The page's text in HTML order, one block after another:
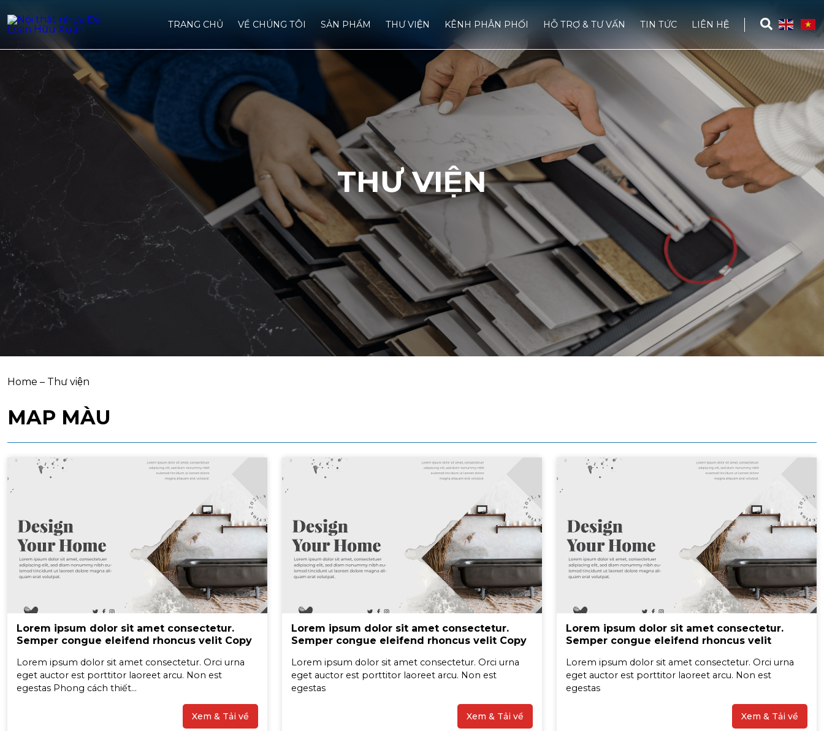
TRANG CHỦ VỀ CHÚNG TÔI SẢN PHẨM THƯ VIỆN KÊNH PHÂN PHỐI HỖ TRỢ & TƯ VẤN TIN TỨC LIÊN HỆ
THƯ VIỆN
Home – Thư viện
MAP MÀU
Lorem ipsum dolor sit amet consectetur.
Semper congue eleifend rhoncus velit Copy
Lorem ipsum dolor sit amet consectetur. Orci urna
eget auctor est porttitor laoreet arcu. Non est
egestas Phong cách thiết...
Xem & Tải về
Lorem ipsum dolor sit amet consectetur.
Semper congue eleifend rhoncus velit Copy
Lorem ipsum dolor sit amet consectetur. Orci urna
eget auctor est porttitor laoreet arcu. Non est
egestas
Xem & Tải về
Lorem ipsum dolor sit amet consectetur.
Semper congue eleifend rhoncus velit
Lorem ipsum dolor sit amet consectetur. Orci urna
eget auctor est porttitor laoreet arcu. Non est
egestas
Xem & Tải về